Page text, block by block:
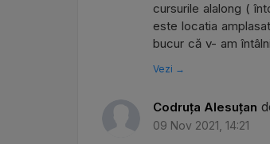
cursurile alalong (
este locatia
bucur că v- am
Vezi →
Codruța Alesuțan
09 Nov 2021, 14:21